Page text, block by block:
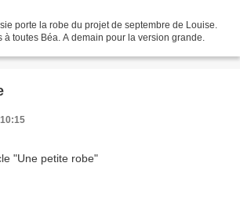
porte la robe du projet de septembre de Louise.
à toutes Béa. A demain pour la version grande.